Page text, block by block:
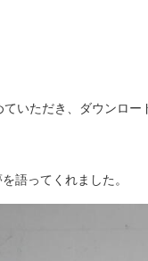
いただき、ダウンロ
語ってくれました。